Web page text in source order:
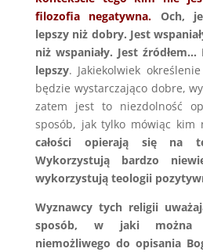
filozofia negatywna.
Och,
lepszy niż dobry. Jest
niż wspaniały. Jest
lepszy. Jakiekolwiek
będzie wystarczająco dobre,
zatem jest to niezdolność
sposób, jak tylko mówiąc kim
całości opierają się na
Wykorzystują bardzo
wykorzystują teologii
Wyznawcy tych religii
sposób, w jaki można
niemożliwego do opisania